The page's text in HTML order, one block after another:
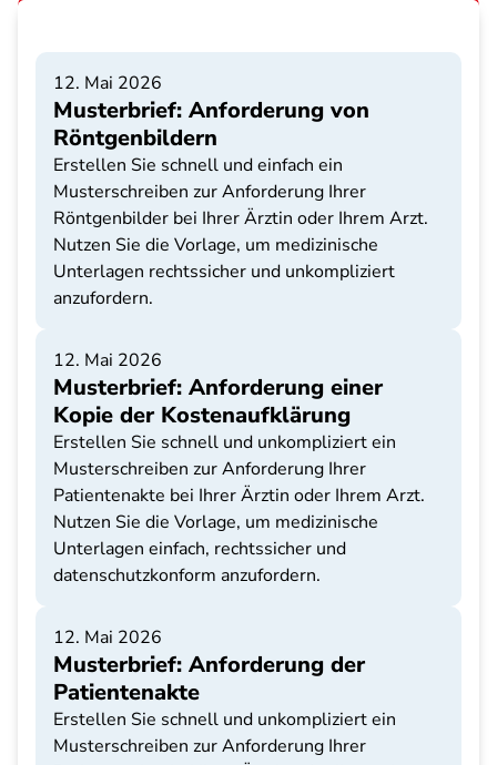
12. Mai 2026
Musterbrief: Anforderung von
Röntgenbildern
Erstellen Sie schnell und einfach ein
Musterschreiben zur Anforderung Ihrer
Röntgenbilder bei Ihrer Ärztin oder Ihrem Arzt.
Nutzen Sie die Vorlage, um medizinische
Unterlagen rechtssicher und unkompliziert
anzufordern.
12. Mai 2026
Musterbrief: Anforderung einer
Kopie der Kostenaufklärung
Erstellen Sie schnell und unkompliziert ein
Musterschreiben zur Anforderung Ihrer
Patientenakte bei Ihrer Ärztin oder Ihrem Arzt.
Nutzen Sie die Vorlage, um medizinische
Unterlagen einfach, rechtssicher und
datenschutzkonform anzufordern.
12. Mai 2026
Musterbrief: Anforderung der
Patientenakte
Erstellen Sie schnell und unkompliziert ein
Musterschreiben zur Anforderung Ihrer